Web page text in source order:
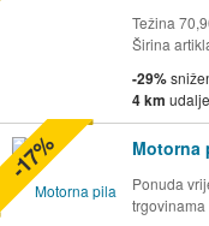
Težina
Širina
-29%
4 km
Motorna
Ponuda
trgovinama
-17%